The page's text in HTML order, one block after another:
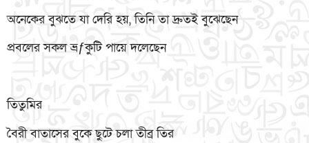
অনেকের বুঝতে যা দেরি হয়, তিনি তা দ্রুতই বুঝেছেন
প্রবলের সকল ভ্রƒকুটি পায়ে দলেছেন
তিতুমির
বৈরী বাতাসের বুকে ছুটে চলা তীব্র তির